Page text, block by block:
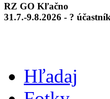
RZ GO Kľačno
31.7.-9.8.2026 - ?
Hľadaj